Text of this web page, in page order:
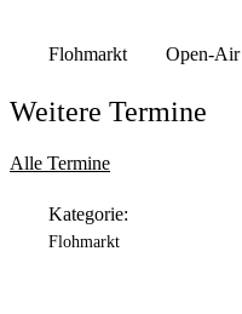
Flohmarkt Open-Air
Weitere Termine
Alle Termine
Kategorie:
Flohmarkt